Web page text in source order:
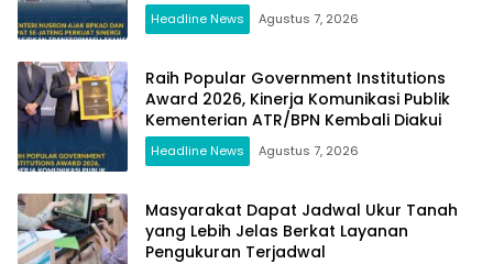
Headline News Agustus 7, 2026
Raih Popular Government Institutions
Award 2026, Kinerja Komunikasi Publik
Kementerian ATR/BPN Kembali Diakui
Headline News Agustus 7, 2026
Masyarakat Dapat Jadwal Ukur Tanah
yang Lebih Jelas Berkat Layanan
Pengukuran Terjadwal